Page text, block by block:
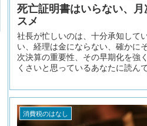
死亡証明書はいらない、
スメ
社長が忙しいのは、十分承知して
い、経理は金にならない、確かに
次決算の重要性、その早期化を強
くさいと思っているあなたに読ん
消費税のはなし